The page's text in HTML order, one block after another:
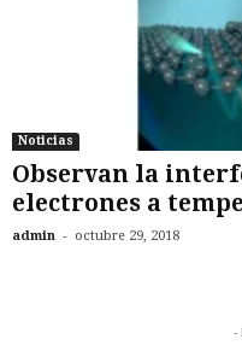
Noticias
Observan la
electrones a
admin - octubre 29, 2018
-